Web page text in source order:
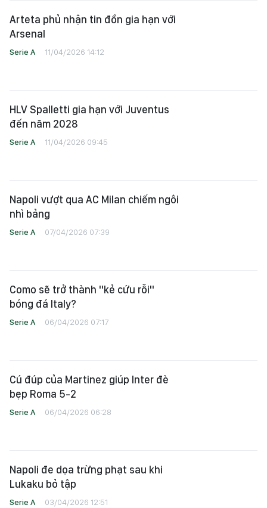
Arteta phủ nhận tin đồn gia hạn với
Arsenal
Serie A 11/04/2026 14:12
HLV Spalletti gia hạn với Juventus
đến năm 2028
Serie A 11/04/2026 09:45
Napoli vượt qua AC Milan chiếm ngôi
nhì bảng
Serie A 07/04/2026 07:39
Como sẽ trở thành "kẻ cứu rỗi"
bóng đá Italy?
Serie A 06/04/2026 07:17
Cú đúp của Martinez giúp Inter đè
bẹp Roma 5-2
Serie A 06/04/2026 06:28
Napoli đe dọa trừng phạt sau khi
Lukaku bỏ tập
Serie A 03/04/2026 12:51